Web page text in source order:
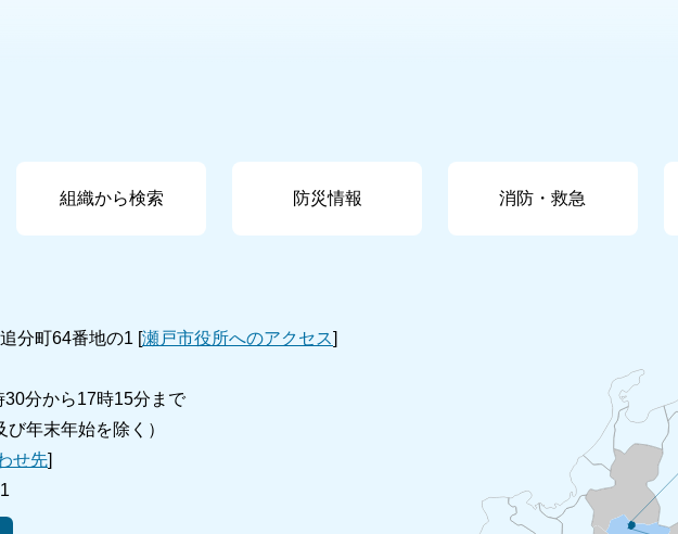
組織から検索 防災情報 消防・救急
分町64番地の1 [瀬戸市役所へのアクセス]
分から17時15分まで
び年末年始を除く）
せ先]